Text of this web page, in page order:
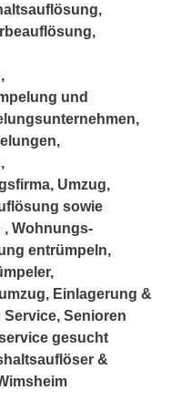
und
Umzug,
sowie
, Wohnungs-
entrümpeln,
Einlagerung &
Senioren
gesucht
&